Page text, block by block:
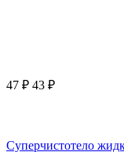
47 ₽ 43 ₽
Суперчистотело